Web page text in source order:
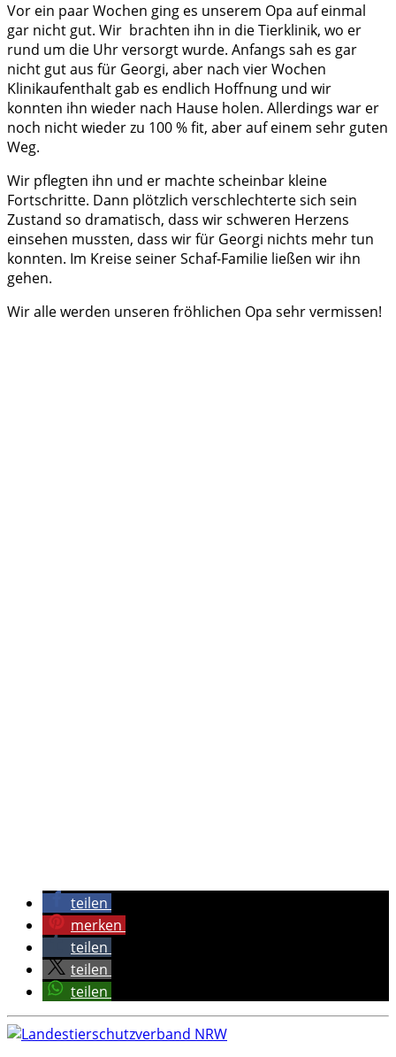
Vor ein paar Wochen ging es unserem Opa auf einmal
gar nicht gut. Wir brachten ihn in die Tierklinik, wo er
rund um die Uhr versorgt wurde. Anfangs sah es gar
nicht gut aus für Georgi, aber nach vier Wochen
Klinikaufenthalt gab es endlich Hoffnung und wir
konnten ihn wieder nach Hause holen. Allerdings war er
noch nicht wieder zu 100 % fit, aber auf einem sehr guten
Weg.
Wir pflegten ihn und er machte scheinbar kleine
Fortschritte. Dann plötzlich verschlechterte sich sein
Zustand so dramatisch, dass wir schweren Herzens
einsehen mussten, dass wir für Georgi nichts mehr tun
konnten. Im Kreise seiner Schaf-Familie ließen wir ihn
gehen.
Wir alle werden unseren fröhlichen Opa sehr vermissen!
teilen
merken
teilen
teilen
teilen